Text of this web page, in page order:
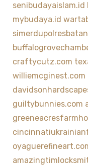
senibudayaislam.id
mybudaya.id
craftycutz.com
williemcginest.com
guiltybunnies.com